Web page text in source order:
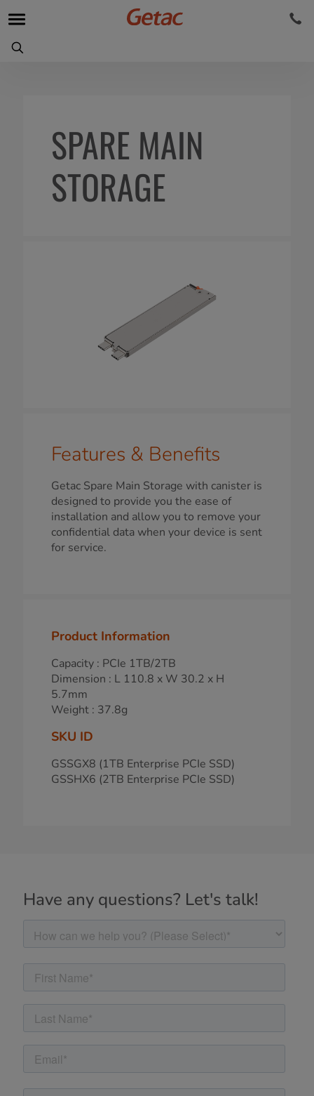
SPARE MAIN
STORAGE
Features & Benefits
Getac Spare Main Storage with canister is
designed to provide you the ease of
installation and allow you to remove your
confidential data when your device is sent
for service.
Product Information
Capacity : PCIe 1TB/2TB
Dimension : L 110.8 x W 30.2 x H
5.7mm
Weight : 37.8g
SKU ID
GSSGX8 (1TB Enterprise PCIe SSD)
GSSHX6 (2TB Enterprise PCIe SSD)
Have any questions? Let's talk!